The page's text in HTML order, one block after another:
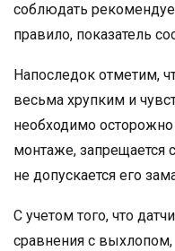
соблюдать
правило, показатель
Напоследок отметим,
весьма хрупким и
необходимо осторожно
монтаже, запрещается
не допускается его
С учетом того, что
сравнения с